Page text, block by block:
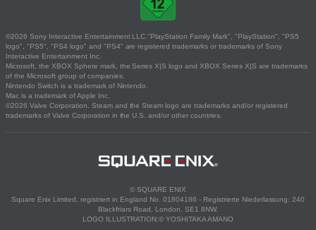
©2026 Sony Interactive Entertainment LLC."PlayStation Family Mark", "PlayStation", "PS5
logo", "PS5", "PS4 logo" and "PS4" are registered trademarks or trademarks of Sony
Interactive Entertainment Inc.
Microsoft, the XBOX Sphere mark, the Series X|S logo and XBOX Series X|S are trademarks
of the Microsoft group of companies.
Nintendo Switch is a trademark of Nintendo.
Mac is a trademark of Apple Inc.
©2026 Valve Corporation. Steam and the Steam logo are trademarks and/or registered
trademarks of Valve Corporation in the U.S. and/or other countries.
© SQUARE ENIX
Square Enix Limited, registriert in England No. 01804186 - Registrierte Niederlassung: 240
Blackfriars Road, London, SE1 8NW.
LOGO ILLUSTRATION:© YOSHITAKA AMANO